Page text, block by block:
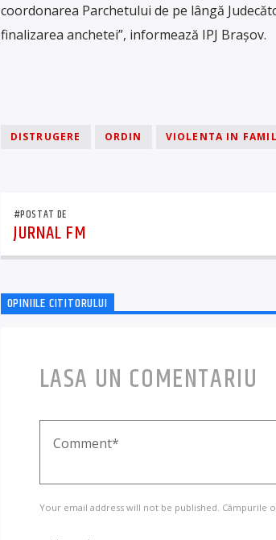
coordonarea Parchetului de pe lângă
finalizarea anchetei”, informează IPJ Brașov.
DISTRUGERE ORDIN VIOLENTA IN
#POSTAT DE
JURNAL FM
OPINIILE CITITORULUI
LASA UN COMENTARIU
Your email address will not be published. Câmpurile